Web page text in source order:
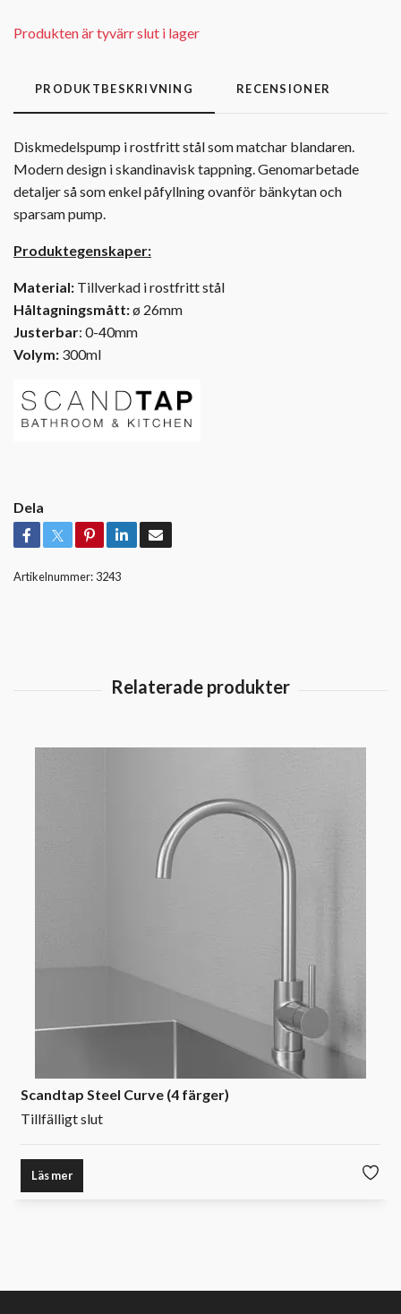
Produkten är tyvärr slut i lager
PRODUKTBESKRIVNING RECENSIONER
Diskmedelspump i rostfritt stål som matchar blandaren.
Modern design i skandinavisk tappning. Genomarbetade
detaljer så som enkel påfyllning ovanför bänkytan och
sparsam pump.
Produktegenskaper:
Material: Tillverkad i rostfritt stål
Håltagningsmått:ø 26mm
Justerbar: 0-40mm
Volym: 300ml
Dela
Artikelnummer: 3243
Scandtap Steel Curve (4 färger)
Tillfälligt slut
Läs mer